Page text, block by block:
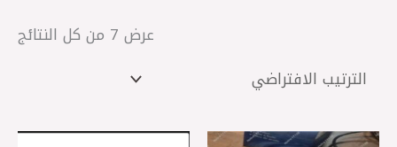
عرض ⁦7⁩ من كل النتائج